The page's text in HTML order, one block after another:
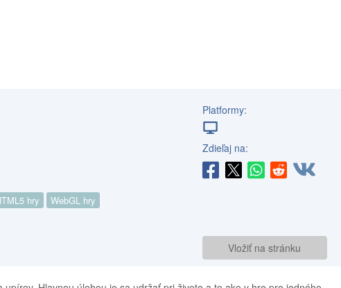
hry WebGL hry
Platformy:
Zdieľaj na:
Vložiť na stránku